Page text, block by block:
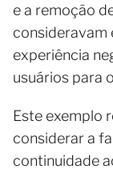
e a remoção
consideravam
experiência
usuários para
Este exemplo
considerar a
continuidade